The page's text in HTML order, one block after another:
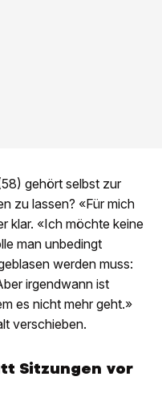
gehört selbst zur
zu lassen? «Für mich
klar. «Ich möchte keine
man unbedingt
werden muss:
irgendwann ist
es nicht mehr geht.»
verschieben.
Sitzungen vor